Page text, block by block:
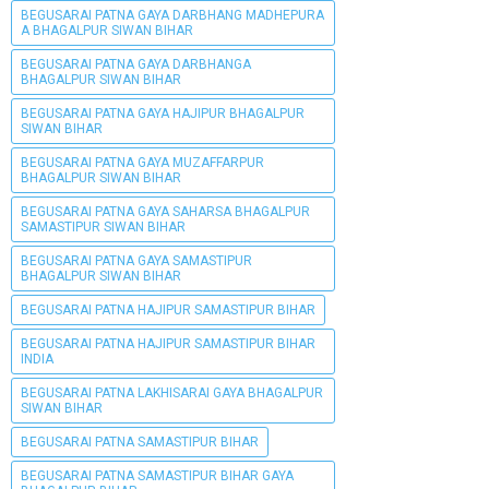
BEGUSARAI PATNA GAYA DARBHANG MADHEPURA
A BHAGALPUR SIWAN BIHAR
BEGUSARAI PATNA GAYA DARBHANGA
BHAGALPUR SIWAN BIHAR
BEGUSARAI PATNA GAYA HAJIPUR BHAGALPUR
SIWAN BIHAR
BEGUSARAI PATNA GAYA MUZAFFARPUR
BHAGALPUR SIWAN BIHAR
BEGUSARAI PATNA GAYA SAHARSA BHAGALPUR
SAMASTIPUR SIWAN BIHAR
BEGUSARAI PATNA GAYA SAMASTIPUR
BHAGALPUR SIWAN BIHAR
BEGUSARAI PATNA HAJIPUR SAMASTIPUR BIHAR
BEGUSARAI PATNA HAJIPUR SAMASTIPUR BIHAR
INDIA
BEGUSARAI PATNA LAKHISARAI GAYA BHAGALPUR
SIWAN BIHAR
BEGUSARAI PATNA SAMASTIPUR BIHAR
BEGUSARAI PATNA SAMASTIPUR BIHAR GAYA